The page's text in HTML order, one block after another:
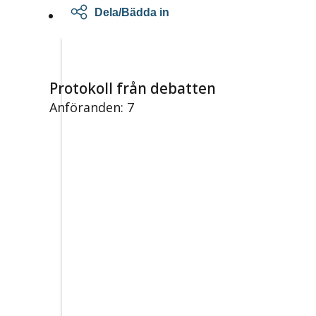
Dela/Bädda in
Protokoll från debatten
Anföranden: 7